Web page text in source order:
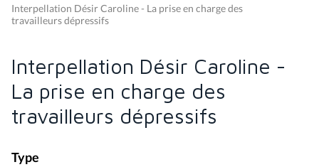
Interpellation Désir Caroline - La prise en charge des
travailleurs dépressifs
Interpellation Désir Caroline -
La prise en charge des
travailleurs dépressifs
Type